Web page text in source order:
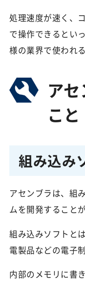
処理速度が速く、
で操作できるとい
様の業界で使われ
ア
こと
組み込み
アセンブラは、組
ムを開発すること
組み込みソフトと
電製品などの電子
内部のメモリに書